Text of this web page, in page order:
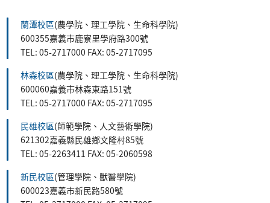
蘭潭校區(農學院、理工學院、生命科學院)
600355嘉義市鹿寮里學府路300號
TEL: 05-2717000 FAX: 05-2717095
林森校區(農學院、理工學院、生命科學院)
600060嘉義市林森東路151號
TEL: 05-2717000 FAX: 05-2717095
民雄校區(師範學院、人文藝術學院)
621302嘉義縣民雄鄉文隆村85號
TEL: 05-2263411 FAX: 05-2060598
新民校區(管理學院、獸醫學院)
600023嘉義市新民路580號